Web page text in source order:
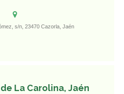
s/n, 23470 Cazorla, Jaén
La Carolina, Jaén